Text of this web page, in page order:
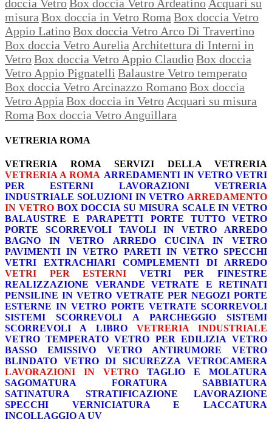
doccia VetroBox doccia Vetro Ardeatino Acquari su
misura Box doccia in Vetro Roma Box doccia Vetro
Appio LatinoBox doccia Vetro Arco Di Travertino
Box doccia Vetro Aurelia Architettura di Interni in
VetroBox doccia Vetro Appio ClaudioBox doccia
Vetro Appio Pignatelli Balaustre Vetro temperato
Box doccia Vetro Arcinazzo RomanoBox doccia
Vetro Appia Box doccia in Vetro Acquari su misura
Roma Box doccia Vetro Anguillara
VETRERIA ROMA
VETRERIA ROMA
SERVIZI DELLA VETRERIA
VETRERIA A ROMA ARREDAMENTI IN VETRO VETRI
PER ESTERNI
LAVORAZIONI
VETRERIA
INDUSTRIALE SOLUZIONI IN VETRO ARREDAMENTO
IN VETRO BOX DOCCIA SU MISURA SCALE IN VETRO
BALAUSTRE E PARAPETTI
PORTE TUTTO VETRO
PORTE SCORREVOLI
TAVOLI IN VETRO
ARREDO
BAGNO IN VETRO
ARREDO CUCINA IN VETRO
PAVIMENTI IN VETRO PARETI IN VETRO SPECCHI
VETRI EXTRACHIARI
COMPLEMENTI DI ARREDO
VETRI PER ESTERNI
VETRI PER FINESTRE
REALIZZAZIONE VERANDE
VETRATE E RETINATI
PENSILINE IN VETRO VETRATE PER NEGOZI PORTE
ESTERNE IN VETRO PORTE VETRATE SCORREVOLI
SISTEMI SCORREVOLI A PARCHEGGIO
SISTEMI
SCORREVOLI A LIBRO
VETRERIA INDUSTRIALE
VETRO TEMPERATO VETRO PER EDILIZIA VETRO
BASSO EMISSIVO
VETRO ANTIRUMORE
VETRO
BLINDATO
VETRO DI SICUREZZA
VETROCAMERA
LAVORAZIONI IN VETRO
TAGLIO E MOLATURA
SAGOMATURA
FORATURA
SABBIATURA
SATINATURA
STRATIFICAZIONE
LAVORAZIONE
SPECCHI
VERNICIATURA E LACCATURA
INCOLLAGGIO A UV